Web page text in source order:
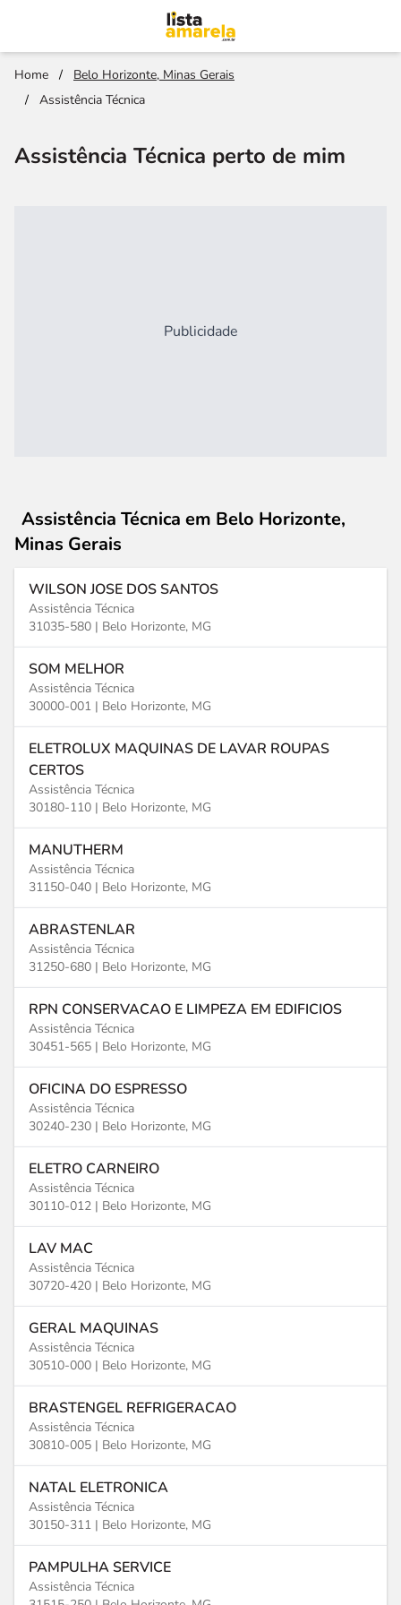
Home /
Belo Horizonte, Minas Gerais
/
Assistência Técnica
Assistência Técnica perto de mim
Publicidade
Assistência Técnica em Belo Horizonte,
Minas Gerais
WILSON JOSE DOS SANTOS
Assistência Técnica
31035-580 | Belo Horizonte, MG
SOM MELHOR
Assistência Técnica
30000-001 | Belo Horizonte, MG
ELETROLUX MAQUINAS DE LAVAR ROUPAS
CERTOS
Assistência Técnica
30180-110 | Belo Horizonte, MG
MANUTHERM
Assistência Técnica
31150-040 | Belo Horizonte, MG
ABRASTENLAR
Assistência Técnica
31250-680 | Belo Horizonte, MG
RPN CONSERVACAO E LIMPEZA EM EDIFICIOS
Assistência Técnica
30451-565 | Belo Horizonte, MG
OFICINA DO ESPRESSO
Assistência Técnica
30240-230 | Belo Horizonte, MG
ELETRO CARNEIRO
Assistência Técnica
30110-012 | Belo Horizonte, MG
LAV MAC
Assistência Técnica
30720-420 | Belo Horizonte, MG
GERAL MAQUINAS
Assistência Técnica
30510-000 | Belo Horizonte, MG
BRASTENGEL REFRIGERACAO
Assistência Técnica
30810-005 | Belo Horizonte, MG
NATAL ELETRONICA
Assistência Técnica
30150-311 | Belo Horizonte, MG
PAMPULHA SERVICE
Assistência Técnica